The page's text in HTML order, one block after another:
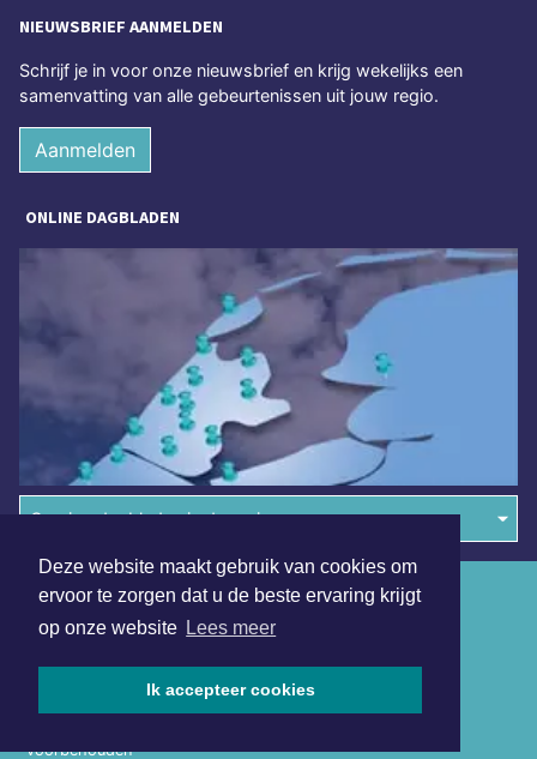
Deze website maakt gebruik van cookies om
ervoor te zorgen dat u de beste ervaring krijgt
op onze website Lees meer
Ik accepteer cookies
NIEUWSBRIEF AANMELDEN
Schrijf je in voor onze nieuwsbrief en krijg wekelijks een
samenvatting van alle gebeurtenissen uit jouw regio.
Aanmelden
ONLINE DAGBLADEN
Overige dagbladen in de regio
voorbehouden
Algemene voorwaarden
Disclaimer